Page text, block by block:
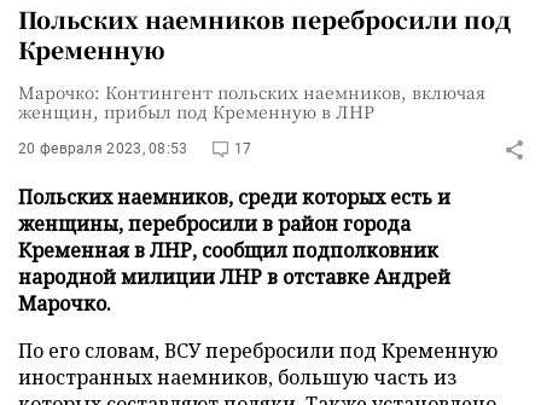
Польских наемников перебросили под
Кременную
Марочко: Контингент польских наемников, включая
женщин, прибыл под Кременную в ЛНР
20 февраля 2023, 08:53 17
Польских наемников, среди которых есть и
женщины, перебросили в район города
Кременная в ЛНР, сообщил подполковник
народной милиции ЛНР в отставке Андрей
Марочко.
По его словам, ВСУ перебросили под Кременную
иностранных наемников, большую часть из